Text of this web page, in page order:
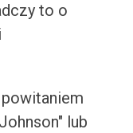
to o
lub